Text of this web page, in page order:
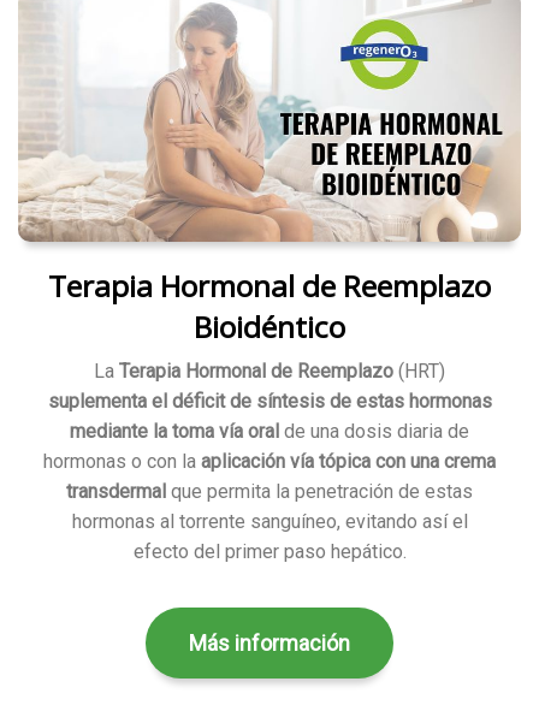
Terapia Hormonal de Reemplazo
Bioidéntico
La Terapia Hormonal de Reemplazo (HRT)
suplementa el déficit de síntesis de estas hormonas
mediante la toma vía oral de una dosis diaria de
hormonas o con la aplicación vía tópica con una crema
transdermal que permita la penetración de estas
hormonas al torrente sanguíneo, evitando así el
efecto del primer paso hepático.
Más información